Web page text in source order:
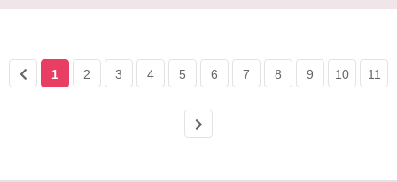
1 2 3 4 5 6 7 8 9 10 11